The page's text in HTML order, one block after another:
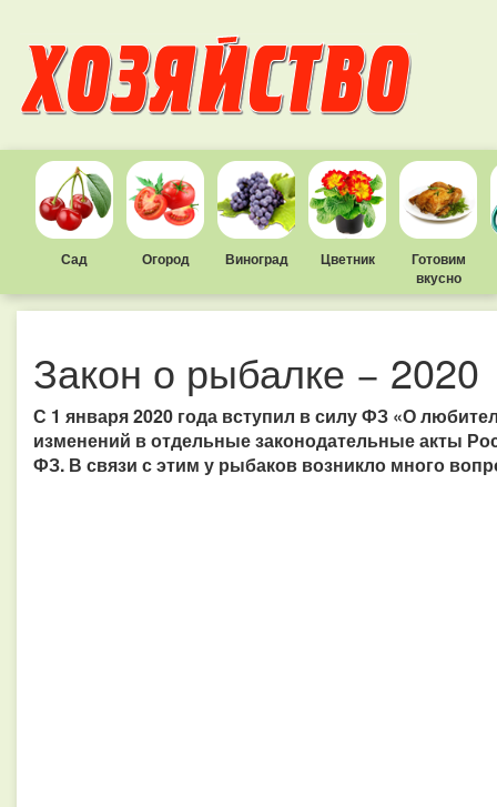
Сад Огород Виноград Цветник
Готовим
вкусно
Закон о рыбалке − 2020
С 1 января 2020 года вступил в силу ФЗ «О
изменений в отдельные законодательные акты
ФЗ. В связи с этим у рыбаков возникло много